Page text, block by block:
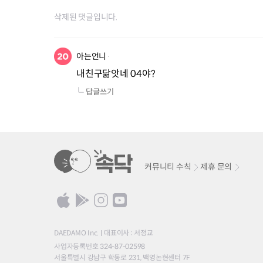
삭제된 댓글입니다.
아는언니
내친구닮앗네 04야?
답글쓰기
커뮤니티 수칙 제휴 문의
DAEDAMO Inc.
대표이사 : 서정교
사업자등록번호 324-87-02598
서울특별시 강남구 학동로 231, 백영논현센터 7F